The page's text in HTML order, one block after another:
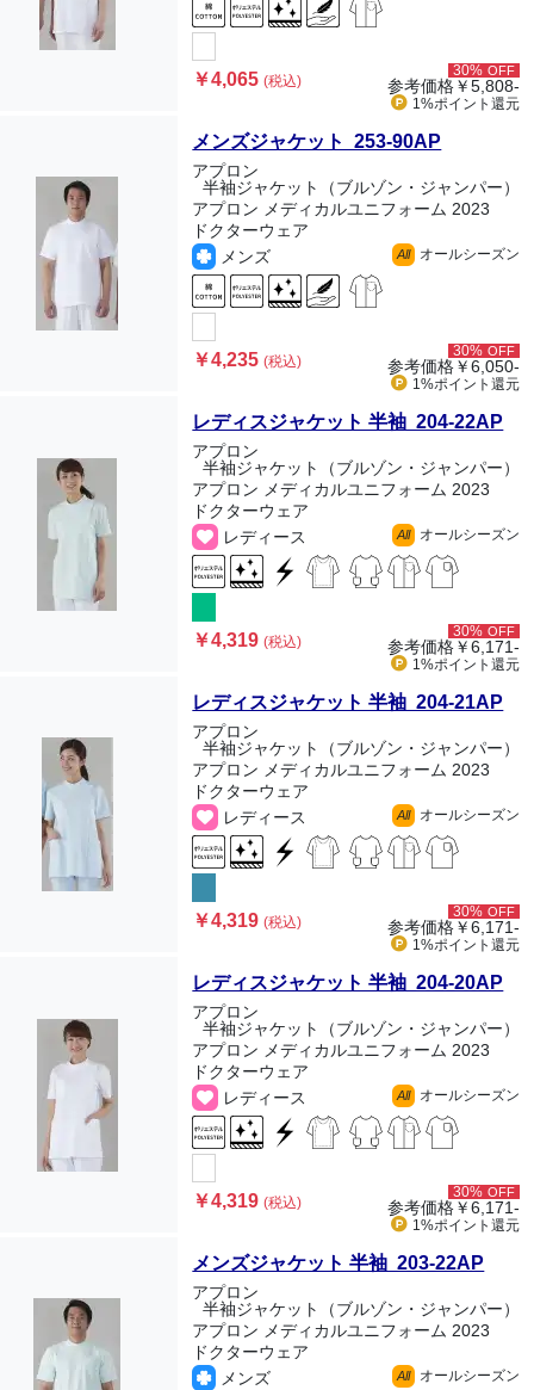
￥4,065(税込)
30% OFF
参考価格￥5,808-
1%ポイント 還元
メンズジャケット 253-90AP
アプロン
半袖ジャケット（ブルゾン・ジャンパー）
アプロン メディカルユニフォーム 2023
ドクターウェア
メンズ
All オールシーズン
￥4,235(税込)
30% OFF
参考価格￥6,050-
1%ポイント 還元
レディスジャケット 半袖 204-22AP
アプロン
半袖ジャケット（ブルゾン・ジャンパー）
アプロン メディカルユニフォーム 2023
ドクターウェア
レディース
All オールシーズン
￥4,319(税込)
30% OFF
参考価格￥6,171-
1%ポイント 還元
レディスジャケット 半袖 204-21AP
アプロン
半袖ジャケット（ブルゾン・ジャンパー）
アプロン メディカルユニフォーム 2023
ドクターウェア
レディース
All オールシーズン
￥4,319(税込)
30% OFF
参考価格￥6,171-
1%ポイント 還元
レディスジャケット 半袖 204-20AP
アプロン
半袖ジャケット（ブルゾン・ジャンパー）
アプロン メディカルユニフォーム 2023
ドクターウェア
レディース
All オールシーズン
￥4,319(税込)
30% OFF
参考価格￥6,171-
1%ポイント 還元
メンズジャケット 半袖 203-22AP
アプロン
半袖ジャケット（ブルゾン・ジャンパー）
アプロン メディカルユニフォーム 2023
ドクターウェア
メンズ
All オールシーズン